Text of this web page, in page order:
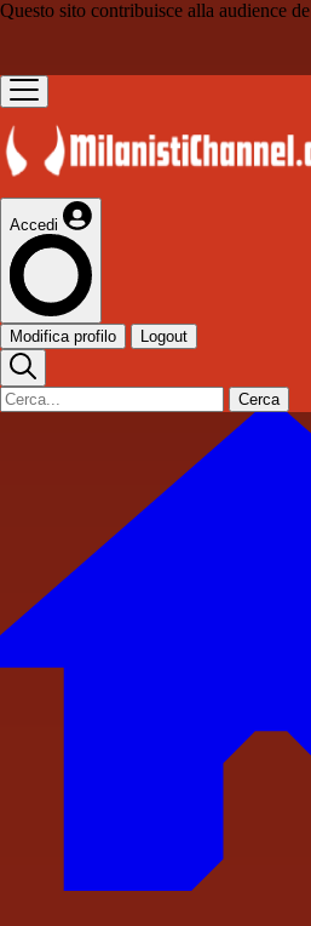
Questo sito contribuisce alla audience de
Accedi
Modifica profilo Logout
Cerca